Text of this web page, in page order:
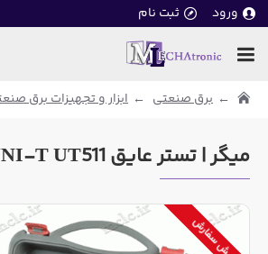
ورود ثبت نام
برق صنعتی ابزار و تجهیزات برق
میگر | تستر عایق UNI-T UT511
پیش سفارش